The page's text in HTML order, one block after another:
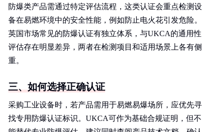
防爆类产品需通过特定评估流程，这类认证会重点检测设
备在易燃环境中的安全性能，例如防止电火花引发危险。
英国市场常见的防爆认证有独立体系，与UKCA的通用性
评估存在明显差异，两者在检测项目和适用场景上各有侧
重。
三、如何选择正确认证
采购工业设备时，若产品需用于易燃易爆场所，应优先寻
找专用防爆认证标识。UKCA可作为基础合规证明，但不